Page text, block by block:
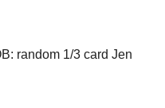
random 1/3 card Jen